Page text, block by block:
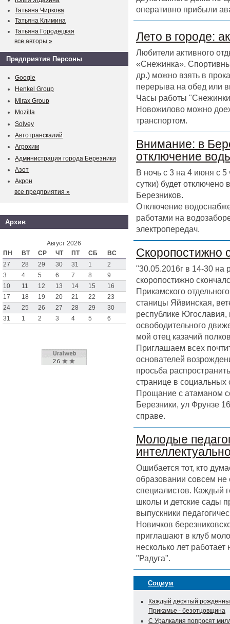
оперативно прибыли
Лето в городе:
Любители активного
«Снежинка».
др.) можно взять в
перерыва на обед или
Часы работы
Новожилово можно
транспортом.
Внимание: в
отключение
В ночь с 3 на 4 июня с 5
сутки) будет
Березников.
Отключение
работами на
электропередач.
Скоропостижно
"30.05.2016г в 14-30 на
скоропостижно
Прикамского
станицы Яйвинская,
республике
освободительного
мой отец казачий
Приглашаем всех
основателей
просьба
странице в
Прощание с атаманом
Березники, ул Фрунзе
справе.
Молодые
Ошибается тот, кто
образовании совсем
специалистов. Каждый
школы и детские сады
выпускники
Новичков
приглашают в клуб
несколько лет
"Радуга".
Социум
Каждый десятый
Прикамье - безотцовщина
С Уралкалия попросят
Татьяна Чиркова
Татьяна Климина
Татьяна Городецкая
все авторы »
Предприятия Персоны
Google
Henkel Group
Mirax Group
Mozilla
Solvey
Автотранскалий
Агрохим
Администрация города Березники
Азот
Акрон
все предприятия »
Архив
Август 2026
ПН
ВТ СР ЧТ ПТ СБ
ВС
27
28 29 30 31 1
2
3
4 5 6 7 8
9
10
11 12 13 14 15
16
17
18 19 20 21 22
23
24
25 26 27 28 29
30
31
1 2 3 4 5 6